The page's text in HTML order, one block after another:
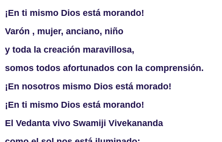
¡En ti mismo Dios está morando!
Varón , mujer, anciano, niño
y toda la creación maravillosa,
somos todos afortunados con la comprensión.
¡En nosotros mismo Dios está morado!
¡En ti mismo Dios está morando!
El Vedanta vivo Swamiji Vivekananda